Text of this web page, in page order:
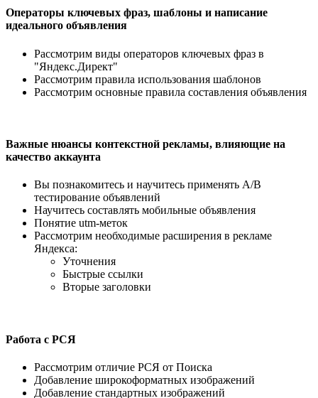
Операторы ключевых фраз, шаблоны и написание
идеального объявления
Рассмотрим виды операторов ключевых фраз в
"Яндекс.Директ"
Рассмотрим правила использования шаблонов
Рассмотрим основные правила составления объявления
Важные нюансы контекстной рекламы, влияющие на
качество аккаунта
Вы познакомитесь и научитесь применять А/В
тестирование объявлений
Научитесь составлять мобильные объявления
Понятие utm-меток
Рассмотрим необходимые расширения в рекламе
Яндекса:
Уточнения
Быстрые ссылки
Вторые заголовки
Работа с РСЯ
Рассмотрим отличие РСЯ от Поиска
Добавление широкоформатных изображений
Добавление стандартных изображений